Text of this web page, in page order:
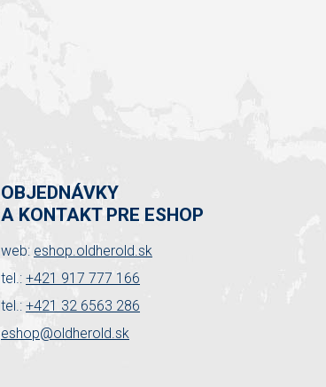
OBJEDNÁVKY
A KONTAKT PRE ESHOP
web: eshop.oldherold.sk
tel.: +421 917 777 166
tel.: +421 32 6563 286
eshop@oldherold.sk